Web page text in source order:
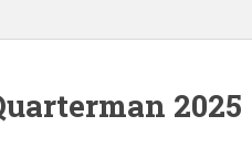
2025